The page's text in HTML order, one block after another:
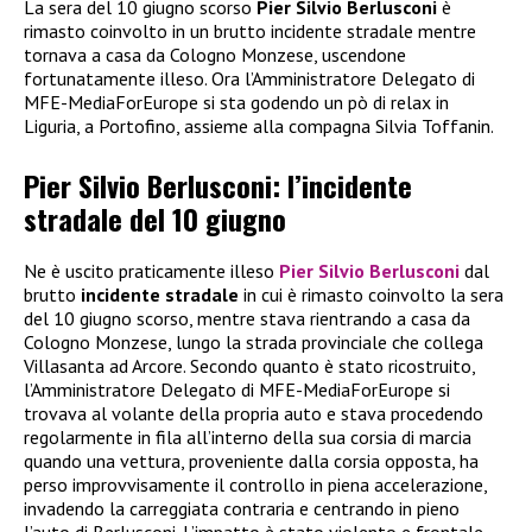
La sera del 10 giugno scorso Pier Silvio Berlusconi è
rimasto coinvolto in un brutto incidente stradale mentre
tornava a casa da Cologno Monzese, uscendone
fortunatamente illeso. Ora l’Amministratore Delegato di
MFE-MediaForEurope si sta godendo un pò di relax in
Liguria, a Portofino, assieme alla compagna Silvia Toffanin.
Pier Silvio Berlusconi: l’incidente
stradale del 10 giugno
Ne è uscito praticamente illeso Pier Silvio Berlusconi dal
brutto incidente stradale in cui è rimasto coinvolto la sera
del 10 giugno scorso, mentre stava rientrando a casa da
Cologno Monzese, lungo la strada provinciale che collega
Villasanta ad Arcore. Secondo quanto è stato ricostruito,
l’Amministratore Delegato di MFE-MediaForEurope si
trovava al volante della propria auto e stava procedendo
regolarmente in fila all’interno della sua corsia di marcia
quando una vettura, proveniente dalla corsia opposta, ha
perso improvvisamente il controllo in piena accelerazione,
invadendo la carreggiata contraria e centrando in pieno